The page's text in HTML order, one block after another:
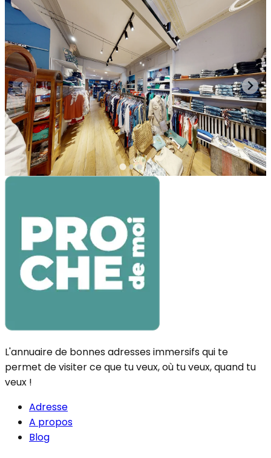
Blue Jeans - Croix
Croix,Pays
Boutiques
Blue Jeans Croix : ton adresse denim incontournable
pour trouver le jean parfait Blue Jeans se positionne
comme le rendez-vous inévitable des amateurs de
denim à Croix. Ce commerce t'offre une gamm
L'annuaire de bonnes adresses immersifs qui te
permet de visiter ce que tu veux, où tu veux, quand tu
veux !
Adresse
A propos
Blog